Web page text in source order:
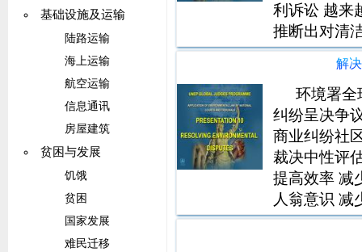
基础设施及运输
陆路运输
海上运输
航空运输
信息通讯
房屋建筑
贫困与发展
饥饿
贫困
国家发展
难民迁移
利诉讼 越来
推断出对清
题可能会在
资源法律提
解
环境署全
纠纷呈决争
商业纠纷社
裁决中性评
提高效率 减
人翁意识 减
达成的决定